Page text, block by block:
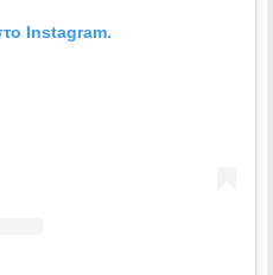
Instagram.